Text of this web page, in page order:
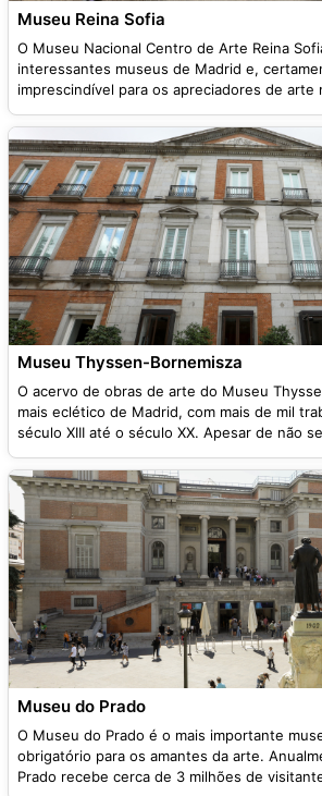
Museu Reina Sofia
O Museu Nacional Centro de Arte Reina
interessantes museus de Madrid e,
imprescindível para os apreciadores de arte
Museu Thyssen-Bornemisza
O acervo de obras de arte do Museu
mais eclético de Madrid, com mais de mil
século XIII até o século XX. Apesar de não
Museu do Prado
O Museu do Prado é o mais importante
obrigatório para os amantes da arte.
Prado recebe cerca de 3 milhões de